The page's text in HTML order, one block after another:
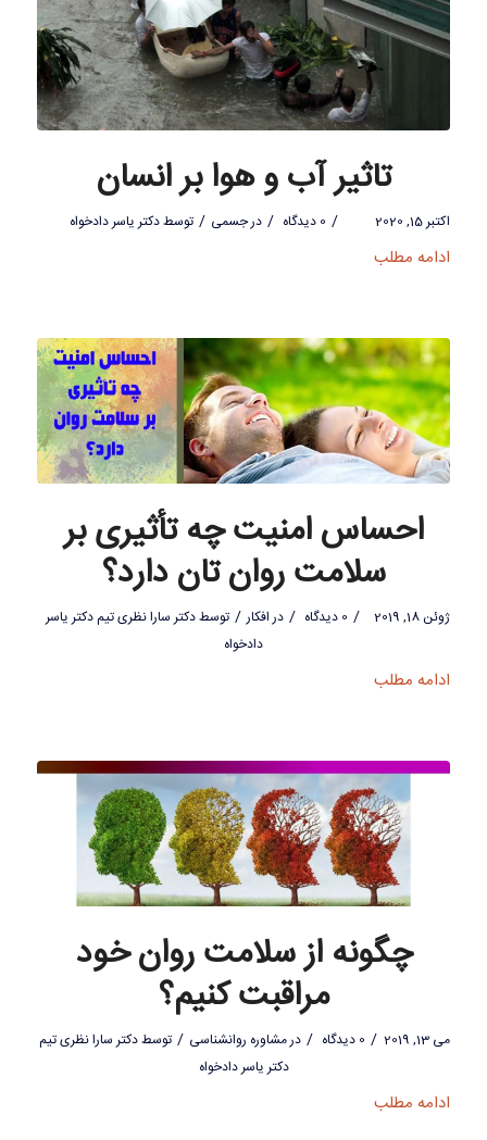
تاثیر آب و هوا بر انسان
اکتبر 15, 2020 / 0 دیدگاه / درجسمی / توسطدکتر یاسر دادخواه
ادامه مطلب
احساس امنیت چه تأثیری بر
سلامت روان تان دارد؟
ژوئن 18, 2019 / 0 دیدگاه / درافکار / توسطدکتر سارا نظری تیم دکتر یاسر
دادخواه
ادامه مطلب
چگونه از سلامت روان خود
مراقبت کنیم؟
می 13, 2019 / 0 دیدگاه / درمشاوره روانشناسی / توسطدکتر سارا نظری تیم
دکتر یاسر دادخواه
ادامه مطلب